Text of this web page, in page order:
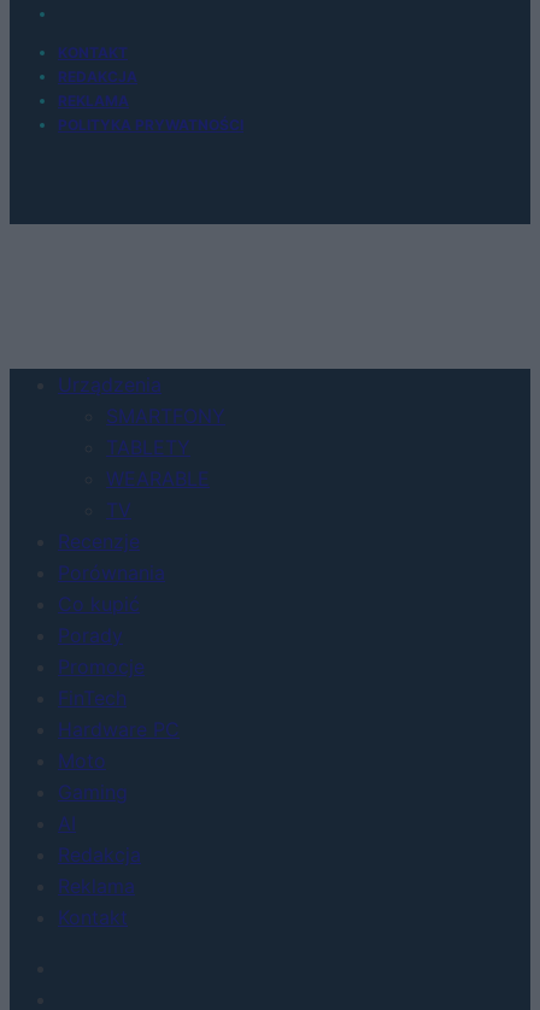
KONTAKT
REDAKCJA
REKLAMA
POLITYKA PRYWATNOŚCI
Urządzenia
SMARTFONY
TABLETY
WEARABLE
TV
Recenzje
Porównania
Co kupić
Porady
Promocje
FinTech
Hardware PC
Moto
Gaming
AI
Redakcja
Reklama
Kontakt